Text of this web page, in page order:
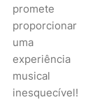
promete
proporcionar
uma
experiência
musical
inesquecível!